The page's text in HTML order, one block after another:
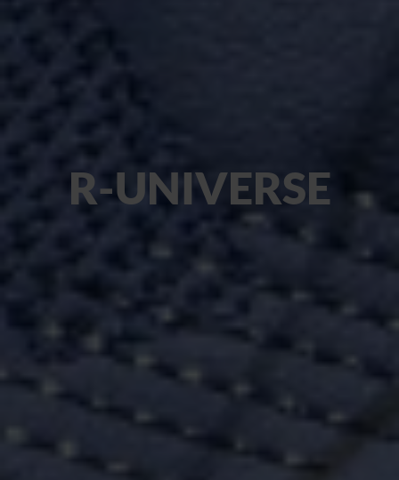
R-UNIVERSE